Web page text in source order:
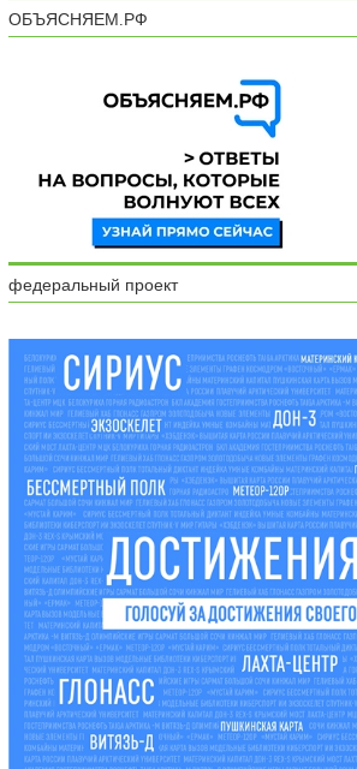
ОБЪЯСНЯЕМ.РФ
федеральный проект